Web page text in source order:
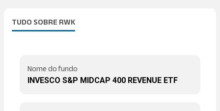
TUDO SOBRE RWK
Nome do fundo
INVESCO S&P MIDCAP 400 REVENUE ETF